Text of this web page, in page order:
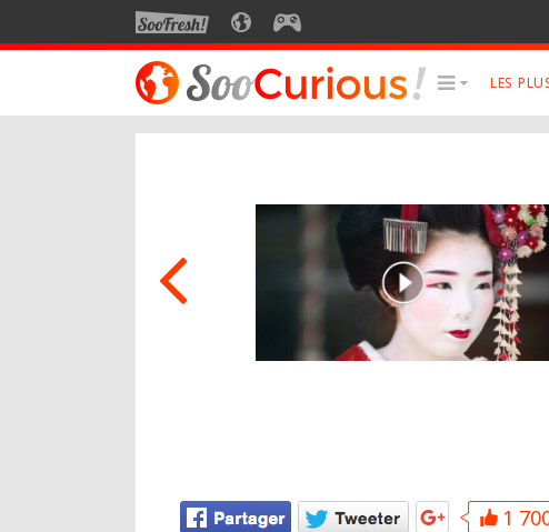
SOOFRESHSOOCURIOUS
Multimédia
Style de vie
Art
Robot
Cinema
LES
1